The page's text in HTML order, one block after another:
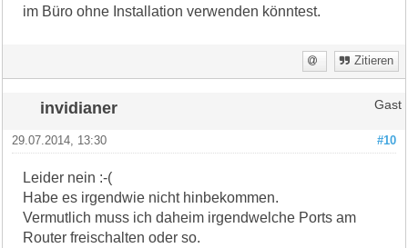
im Büro ohne Installation verwenden könntest.
Zitieren
invidianer Gast
#10
29.07.2014, 13:30
Leider nein :-(
Habe es irgendwie nicht hinbekommen.
Vermutlich muss ich daheim irgendwelche Ports am
Router freischalten oder so.